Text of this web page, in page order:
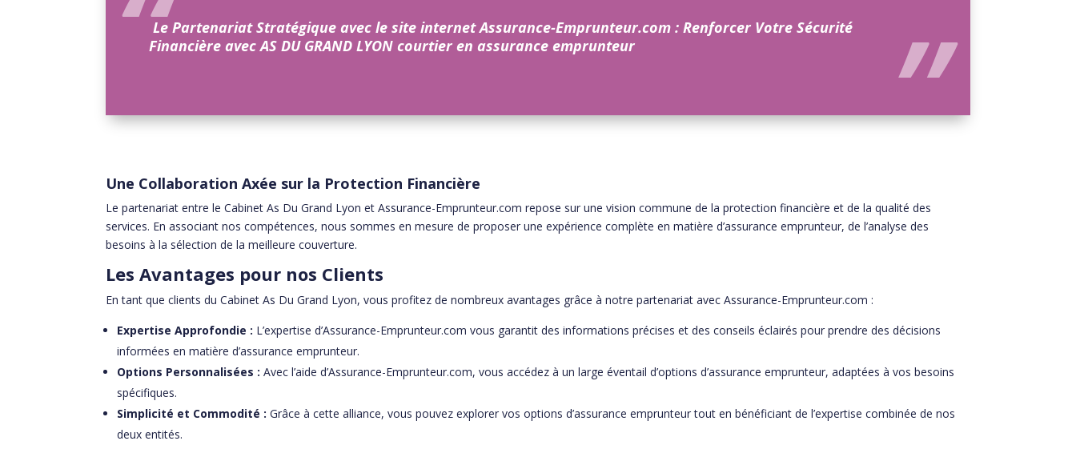
Le Partenariat Stratégique avec le site internet Assurance-Emprunteur.com : Renforcer Votre Sécurité
Financière avec AS DU GRAND LYON courtier en assurance emprunteur
Une Collaboration Axée sur la Protection Financière
Le partenariat entre le Cabinet As Du Grand Lyon et Assurance-Emprunteur.com repose sur une vision commune de la protection financière et de la qualité des
services. En associant nos compétences, nous sommes en mesure de proposer une expérience complète en matière d’assurance emprunteur, de l’analyse des
besoins à la sélection de la meilleure couverture.
Les Avantages pour nos Clients
En tant que clients du Cabinet As Du Grand Lyon, vous profitez de nombreux avantages grâce à notre partenariat avec Assurance-Emprunteur.com :
Expertise Approfondie : L’expertise d’Assurance-Emprunteur.com vous garantit des informations précises et des conseils éclairés pour prendre des décisions
informées en matière d’assurance emprunteur.
Options Personnalisées : Avec l’aide d’Assurance-Emprunteur.com, vous accédez à un large éventail d’options d’assurance emprunteur, adaptées à vos besoins
spécifiques.
Simplicité et Commodité : Grâce à cette alliance, vous pouvez explorer vos options d’assurance emprunteur tout en bénéficiant de l’expertise combinée de nos
deux entités.